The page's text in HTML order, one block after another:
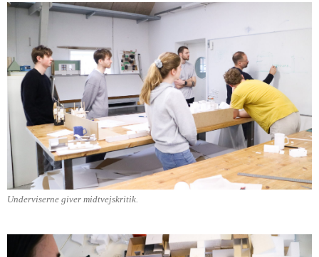
Underviserne giver midtvejskritik.